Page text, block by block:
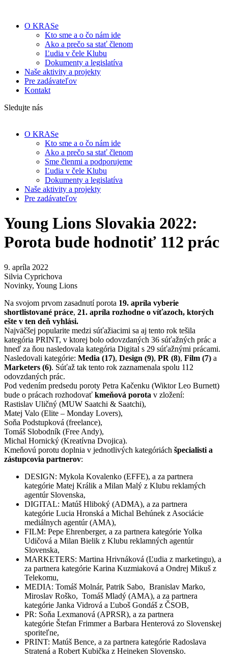
O KRASe
Kto sme a o čo nám ide
Ako a prečo sa stať členom
Ľudia v čele Klubu
Dokumenty a legislatíva
Naše aktivity a projekty
Pre zadávateľov
Kontakt
Sledujte nás
O KRASe
Kto sme a o čo nám ide
Ako a prečo sa stať členom
Sme členmi a podporujeme
Ľudia v čele Klubu
Dokumenty a legislatíva
Naše aktivity a projekty
Pre zadávateľov
Young Lions Slovakia 2022:
Porota bude hodnotiť 112 prác
9. apríla 2022
Silvia Cyprichova
Novinky, Young Lions
Na svojom prvom zasadnutí porota 19. apríla vyberie
shortlistované práce, 21. apríla rozhodne o víťazoch, ktorých
ešte v ten deň vyhlási.
Najväčšej popularite medzi súťažiacimi sa aj tento rok tešila
kategória PRINT, v ktorej bolo odovzdaných 36 súťažných prác a
hneď za ňou nasledovala kategória Digital s 29 súťažnými prácami.
Nasledovali kategórie: Media (17), Design (9), PR (8), Film (7) a
Marketers (6). Súťaž tak tento rok zaznamenala spolu 112
odovzdaných prác.
Pod vedením predsedu poroty Petra Kačenku (Wiktor Leo Burnett)
bude o prácach rozhodovať kmeňová porota v zložení:
Rastislav Uličný (MUW Saatchi & Saatchi),
Matej Valo (Elite – Monday Lovers),
Soňa Podstupková (freelance),
Tomáš Slobodník (Free Andy),
Michal Hornický (Kreatívna Dvojica).
Kmeňovú porotu doplnia v jednotlivých kategóriách špecialisti a
zástupcovia partnerov:
DESIGN: Mykola Kovalenko (EFFE), a za partnera
kategórie Matej Králik a Milan Malý z Klubu reklamých
agentúr Slovenska,
DIGITAL: Matúš Hliboký (ADMA), a za partnera
kategórie Lucia Hronská a Michal Behúnek z Asociácie
mediálnych agentúr (AMA),
FILM: Pepe Ehrenberger, a za partnera kategórie Yolka
Udičová a Milan Bielik z Klubu reklamných agentúr
Slovenska,
MARKETERS: Martina Hrivnáková (Ľudia z marketingu), a
za partnera kategórie Karina Kuzmiaková a Ondrej Mikuš z
Telekomu,
MEDIA: Tomáš Molnár, Patrik Sabo, Branislav Marko,
Miroslav Roško, Tomáš Mladý (AMA), a za partnera
kategórie Janka Vidrová a Ľuboš Gondáš z ČSOB,
PR: Soňa Lexmanová (APRSR), a za partnera
kategórie Štefan Frimmer a Barbara Henterová zo Slovenskej
sporiteľne,
PRINT: Matúš Bence, a za partnera kategórie Radoslava
Stratená a Robert Kubička z Heineken Slovensko.